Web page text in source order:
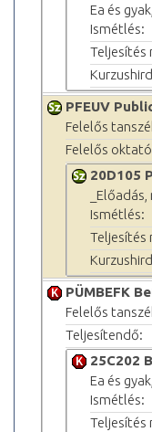
Ea és
Ismétlés:
Teljesítés
PFEUV
Felelős
Felelős
20D105
Ismétlés:
Teljesítés
PÜMBEFK
Felelős
Teljesítendő:
25C202
Ea és
Ismétlés:
Teljesítés